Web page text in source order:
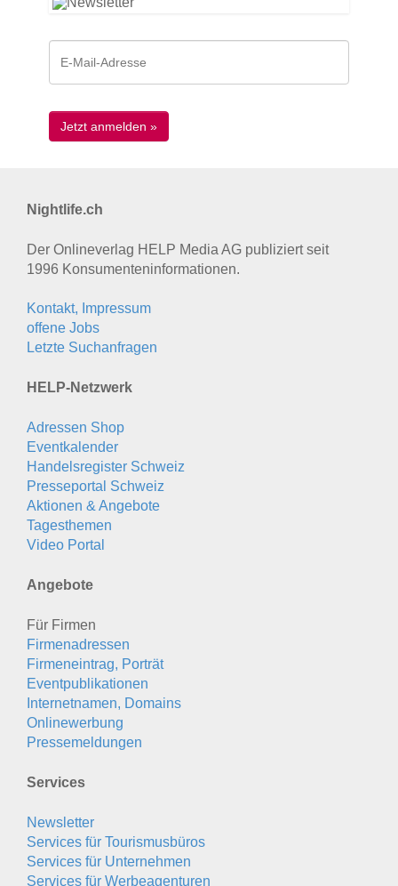
Nightlife.ch
Der Onlineverlag HELP Media AG publiziert seit
1996 Konsumenten­informationen.
Kontakt, Impressum
offene Jobs
Letzte Suchanfragen
HELP-Netzwerk
Adressen Shop
Eventkalender
Handelsregister Schweiz
Presseportal Schweiz
Aktionen & Angebote
Tagesthemen
Video Portal
Angebote
Für Firmen
Firmenadressen
Firmeneintrag, Porträt
Eventpublikationen
Internetnamen, Domains
Onlinewerbung
Pressemeldungen
Services
Newsletter
Services für Tourismusbüros
Services für Unternehmen
Services für Werbeagenturen